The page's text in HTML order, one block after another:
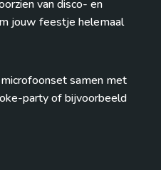
van disco- en
jouw feestje helemaal
samen met
party of bijvoorbeeld